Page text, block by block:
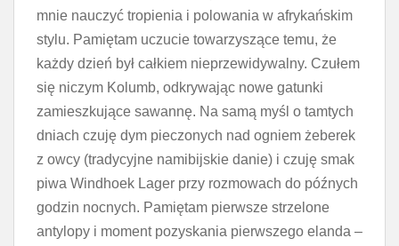
mnie nauczyć tropienia i polowania w afrykańskim
stylu. Pamiętam uczucie towarzyszące temu, że
każdy dzień był całkiem nieprzewidywalny. Czułem
się niczym Kolumb, odkrywając nowe gatunki
zamieszkujące sawannę. Na samą myśl o tamtych
dniach czuję dym pieczonych nad ogniem żeberek
z owcy (tradycyjne namibijskie danie) i czuję smak
piwa Windhoek Lager przy rozmowach do późnych
godzin nocnych. Pamiętam pierwsze strzelone
antylopy i moment pozyskania pierwszego elanda –